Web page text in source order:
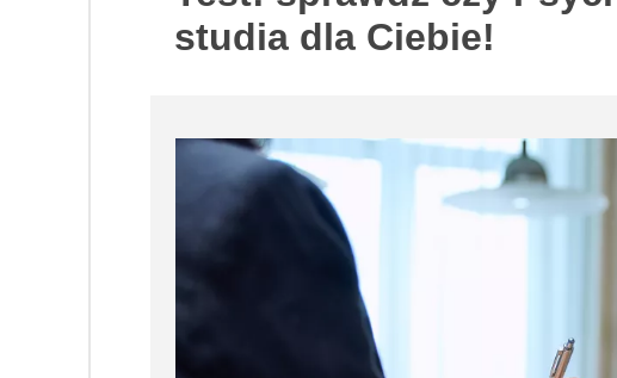
studia dla Ciebie!